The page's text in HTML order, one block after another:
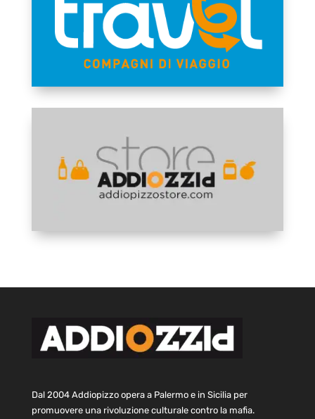
Dal 2004 Addiopizzo opera a Palermo e in Sicilia per
promuovere una rivoluzione culturale contro la mafia.